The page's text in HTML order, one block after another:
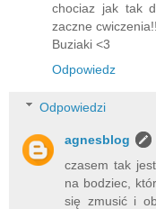
chociaz jak tak
zaczne
Buziaki <3
Odpowiedz
Odpowiedzi
agnesblog
czasem tak
na bodziec,
się zmusić i